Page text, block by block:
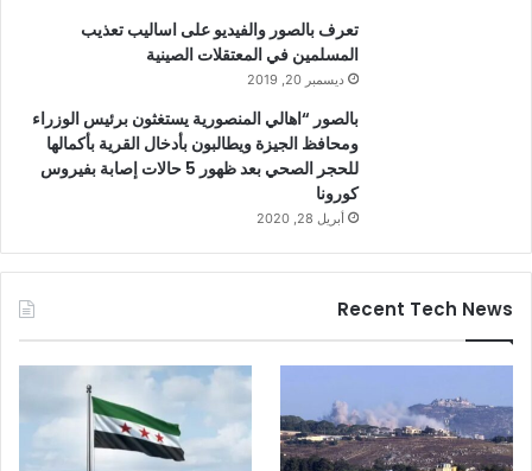
تعرف بالصور والفيديو على اساليب تعذيب
المسلمين في المعتقلات الصينية
ديسمبر 20, 2019
بالصور “اهالي المنصورية يستغثون برئيس الوزراء
ومحافظ الجيزة ويطالبون بأدخال القرية بأكمالها
للحجر الصحي بعد ظهور 5 حالات إصابة بفيروس
كورونا
أبريل 28, 2020
Recent Tech News